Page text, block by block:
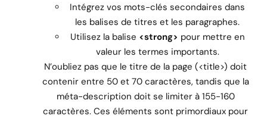
Intégrez vos mots-clés secondaires dans
les balises de titres et les paragraphes.
Utilisez la balise <strong> pour mettre en
valeur les termes importants.
N’oubliez pas que le titre de la page (<title>) doit
contenir entre 50 et 70 caractères, tandis que la
méta-description doit se limiter à 155-160
caractères. Ces éléments sont primordiaux pour